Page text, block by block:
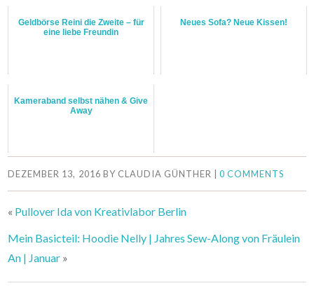
Geldbörse Reini die Zweite – für
eine liebe Freundin
Neues Sofa? Neue Kissen!
Kameraband selbst nähen & Give
Away
DEZEMBER 13, 2016 BY CLAUDIA GÜNTHER |0 COMMENTS
« Pullover Ida von Kreativlabor Berlin
Mein Basicteil: Hoodie Nelly | Jahres Sew-Along von Fräulein
An | Januar »